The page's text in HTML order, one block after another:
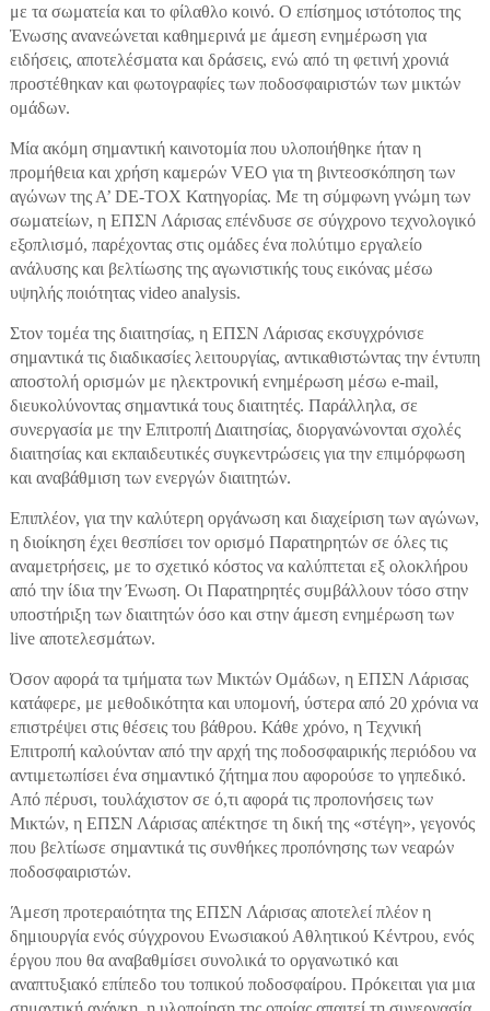
με τα σωματεία και το φίλαθλο κοινό. Ο επίσημος ιστότοπος της
Ένωσης ανανεώνεται καθημερινά με άμεση ενημέρωση για
ειδήσεις, αποτελέσματα και δράσεις, ενώ από τη φετινή χρονιά
προστέθηκαν και φωτογραφίες των ποδοσφαιριστών των μικτών
ομάδων.
Μία ακόμη σημαντική καινοτομία που υλοποιήθηκε ήταν η
προμήθεια και χρήση καμερών VEO για τη βιντεοσκόπηση των
αγώνων της Α’ DE-TOX Κατηγορίας. Με τη σύμφωνη γνώμη των
σωματείων, η ΕΠΣΝ Λάρισας επένδυσε σε σύγχρονο τεχνολογικό
εξοπλισμό, παρέχοντας στις ομάδες ένα πολύτιμο εργαλείο
ανάλυσης και βελτίωσης της αγωνιστικής τους εικόνας μέσω
υψηλής ποιότητας video analysis.
Στον τομέα της διαιτησίας, η ΕΠΣΝ Λάρισας εκσυγχρόνισε
σημαντικά τις διαδικασίες λειτουργίας, αντικαθιστώντας την έντυπη
αποστολή ορισμών με ηλεκτρονική ενημέρωση μέσω e-mail,
διευκολύνοντας σημαντικά τους διαιτητές. Παράλληλα, σε
συνεργασία με την Επιτροπή Διαιτησίας, διοργανώνονται σχολές
διαιτησίας και εκπαιδευτικές συγκεντρώσεις για την επιμόρφωση
και αναβάθμιση των ενεργών διαιτητών.
Επιπλέον, για την καλύτερη οργάνωση και διαχείριση των αγώνων,
η διοίκηση έχει θεσπίσει τον ορισμό Παρατηρητών σε όλες τις
αναμετρήσεις, με το σχετικό κόστος να καλύπτεται εξ ολοκλήρου
από την ίδια την Ένωση. Οι Παρατηρητές συμβάλλουν τόσο στην
υποστήριξη των διαιτητών όσο και στην άμεση ενημέρωση των
live αποτελεσμάτων.
Όσον αφορά τα τμήματα των Μικτών Ομάδων, η ΕΠΣΝ Λάρισας
κατάφερε, με μεθοδικότητα και υπομονή, ύστερα από 20 χρόνια να
επιστρέψει στις θέσεις του βάθρου. Κάθε χρόνο, η Τεχνική
Επιτροπή καλούνταν από την αρχή της ποδοσφαιρικής περιόδου να
αντιμετωπίσει ένα σημαντικό ζήτημα που αφορούσε το γηπεδικό.
Από πέρυσι, τουλάχιστον σε ό,τι αφορά τις προπονήσεις των
Μικτών, η ΕΠΣΝ Λάρισας απέκτησε τη δική της «στέγη», γεγονός
που βελτίωσε σημαντικά τις συνθήκες προπόνησης των νεαρών
ποδοσφαιριστών.
Άμεση προτεραιότητα της ΕΠΣΝ Λάρισας αποτελεί πλέον η
δημιουργία ενός σύγχρονου Ενωσιακού Αθλητικού Κέντρου, ενός
έργου που θα αναβαθμίσει συνολικά το οργανωτικό και
αναπτυξιακό επίπεδο του τοπικού ποδοσφαίρου. Πρόκειται για μια